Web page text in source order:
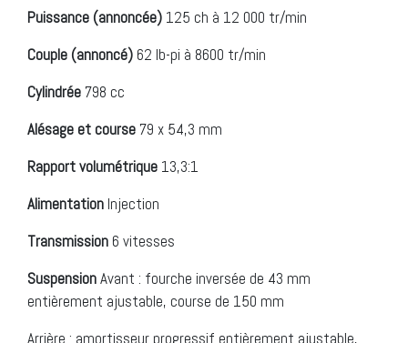
Puissance (annoncée) 125 ch à 12 000 tr/min
Couple (annoncé) 62 lb-pi à 8600 tr/min
Cylindrée 798 cc
Alésage et course 79 x 54,3 mm
Rapport volumétrique 13,3:1
Alimentation Injection
Transmission 6 vitesses
SuspensionAvant : fourche inversée de 43 mm
entièrement ajustable, course de 150 mm
Arrière : amortisseur progressif entièrement ajustable,